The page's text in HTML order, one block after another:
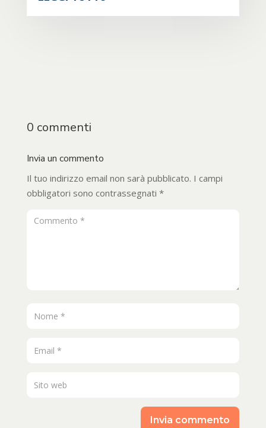
0 commenti
Invia un commento
Il tuo indirizzo email non sarà pubblicato. I campi
obbligatori sono contrassegnati *
Invia commento